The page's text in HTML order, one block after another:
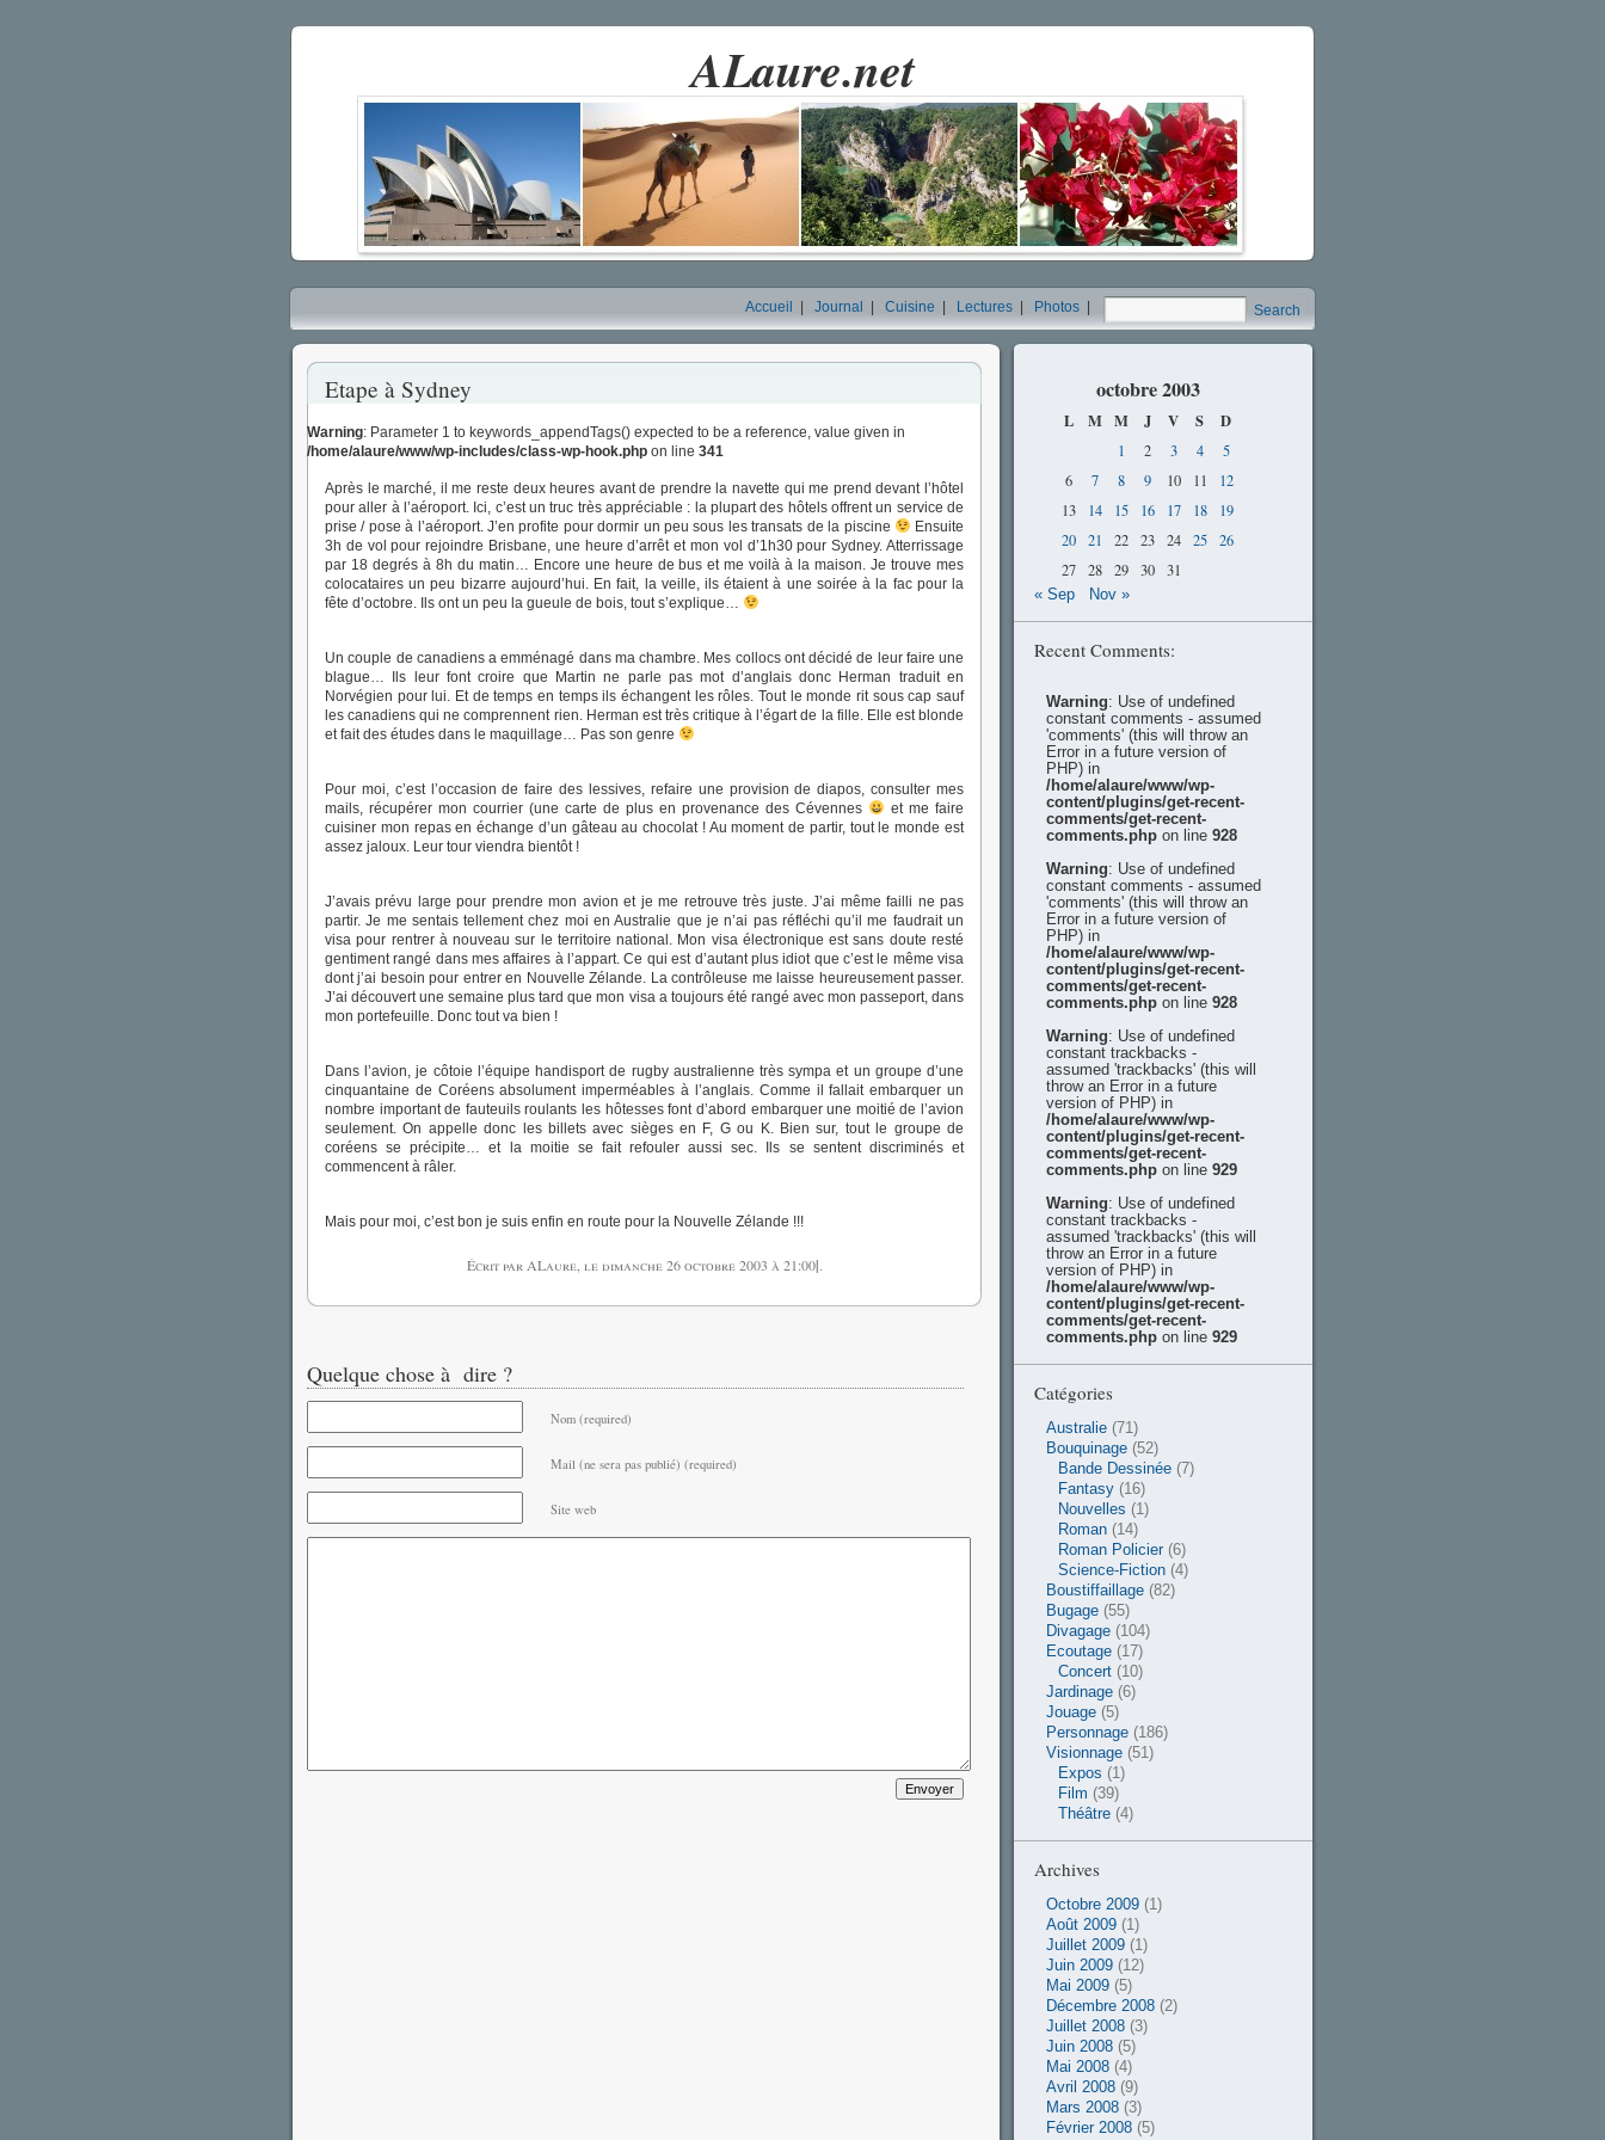
ALaure.net
Search
Accueil Journal Cuisine Lectures Photos
Etape à Sydney
Warning: Parameter 1 to keywords_appendTags() expected to be a reference, value given in
/home/alaure/www/wp-includes/class-wp-hook.php on line 341
Après le marché, il me reste deux heures avant de prendre la navette qui me prend devant l’hôtel
pour aller à l’aéroport. Ici, c’est un truc très appréciable : la plupart des hôtels offrent un service de
prise / pose à l’aéroport. J’en profite pour dormir un peu sous les transats de la piscine
Ensuite
3h de vol pour rejoindre Brisbane, une heure d’arrêt et mon vol d’1h30 pour Sydney. Atterrissage
par 18 degrés à 8h du matin… Encore une heure de bus et me voilà à la maison. Je trouve mes
colocataires un peu bizarre aujourd’hui. En fait, la veille, ils étaient à une soirée à la fac pour la
fête d’octobre. Ils ont un peu la gueule de bois, tout s’explique…
Un couple de canadiens a emménagé dans ma chambre. Mes collocs ont décidé de leur faire une
blague… Ils leur font croire que Martin ne parle pas mot d’anglais donc Herman traduit en
Norvégien pour lui. Et de temps en temps ils échangent les rôles. Tout le monde rit sous cap sauf
les canadiens qui ne comprennent rien. Herman est très critique à l’égart de la fille. Elle est blonde
et fait des études dans le maquillage… Pas son genre
Pour moi, c’est l’occasion de faire des lessives, refaire une provision de diapos, consulter mes
mails, récupérer mon courrier (une carte de plus en provenance des Cévennes
et me faire
cuisiner mon repas en échange d’un gâteau au chocolat ! Au moment de partir, tout le monde est
assez jaloux. Leur tour viendra bientôt !
J’avais prévu large pour prendre mon avion et je me retrouve très juste. J’ai même failli ne pas
partir. Je me sentais tellement chez moi en Australie que je n’ai pas réfléchi qu’il me faudrait un
visa pour rentrer à nouveau sur le territoire national. Mon visa électronique est sans doute resté
gentiment rangé dans mes affaires à l’appart. Ce qui est d’autant plus idiot que c’est le même visa
dont j’ai besoin pour entrer en Nouvelle Zélande. La contrôleuse me laisse heureusement passer.
J’ai découvert une semaine plus tard que mon visa a toujours été rangé avec mon passeport, dans
mon portefeuille. Donc tout va bien !
Dans l’avion, je côtoie l’équipe handisport de rugby australienne très sympa et un groupe d’une
cinquantaine de Coréens absolument imperméables à l’anglais. Comme il fallait embarquer un
nombre important de fauteuils roulants les hôtesses font d’abord embarquer une moitié de l’avion
seulement. On appelle donc les billets avec sièges en F, G ou K. Bien sur, tout le groupe de
coréens se précipite… et la moitie se fait refouler aussi sec. Ils se sentent discriminés et
commencent à râler.
Mais pour moi, c’est bon je suis enfin en route pour la Nouvelle Zélande !!!
Écrit par ALaure, le dimanche 26 octobre 2003 à 21:00|.
Quelque chose à dire ?
Nom (required)
Mail (ne sera pas publié) (required)
Site web
octobre 2003
L M M J V S D
1 2 3 4
5
6
7 8 9 10 11
12
13
14 15 16 17 18
19
20 21 22 23 24 25
26
27 28 29 30 31
« Sep Nov »
Recent Comments:
Warning: Use of undefined
constant comments - assumed
'comments' (this will throw an
Error in a future version of
PHP) in
/home/alaure/www/wp-
content/plugins/get-recent-
comments/get-recent-
comments.php on line 928
Warning: Use of undefined
constant comments - assumed
'comments' (this will throw an
Error in a future version of
PHP) in
/home/alaure/www/wp-
content/plugins/get-recent-
comments/get-recent-
comments.php on line 928
Warning: Use of undefined
constant trackbacks -
assumed 'trackbacks' (this will
throw an Error in a future
version of PHP) in
/home/alaure/www/wp-
content/plugins/get-recent-
comments/get-recent-
comments.php on line 929
Warning: Use of undefined
constant trackbacks -
assumed 'trackbacks' (this will
throw an Error in a future
version of PHP) in
/home/alaure/www/wp-
content/plugins/get-recent-
comments/get-recent-
comments.php on line 929
Catégories
Australie (71)
Bouquinage (52)
Bande Dessinée (7)
Fantasy (16)
Nouvelles (1)
Roman (14)
Roman Policier (6)
Science-Fiction (4)
Boustiffaillage (82)
Bugage (55)
Divagage (104)
Ecoutage (17)
Concert (10)
Jardinage (6)
Jouage (5)
Personnage (186)
Visionnage (51)
Expos (1)
Film (39)
Théâtre (4)
Archives
Octobre 2009 (1)
Août 2009 (1)
Juillet 2009 (1)
Juin 2009 (12)
Mai 2009 (5)
Décembre 2008 (2)
Juillet 2008 (3)
Juin 2008 (5)
Mai 2008 (4)
Avril 2008 (9)
Mars 2008 (3)
Février 2008 (5)